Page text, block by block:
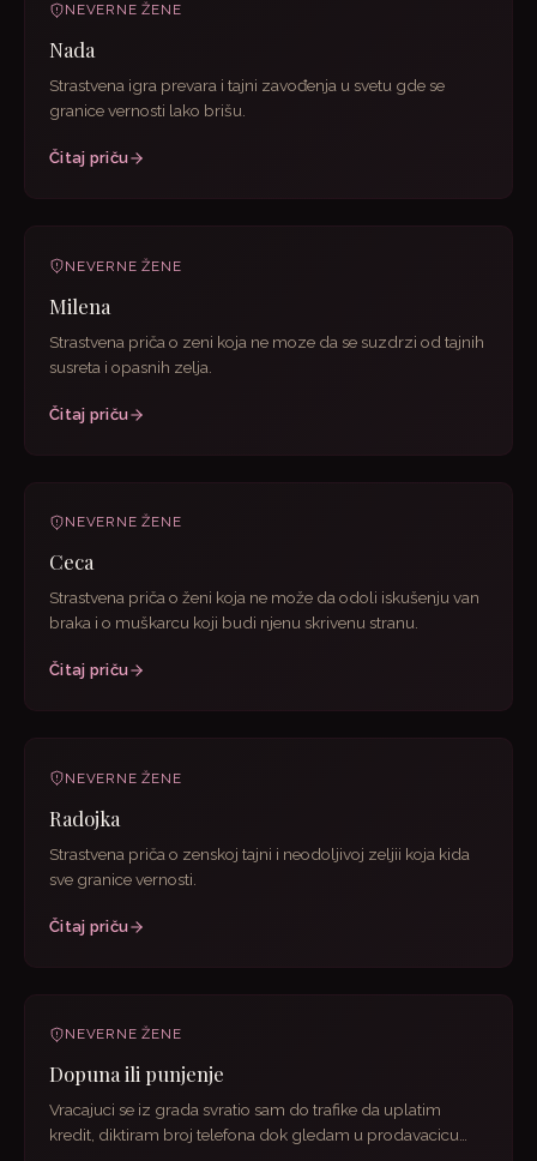
NEVERNE ŽENE
Nada
Strastvena igra prevara i tajni zavođenja u svetu gde se
granice vernosti lako brišu.
Čitaj priču
NEVERNE ŽENE
Milena
Strastvena priča o zeni koja ne moze da se suzdrzi od tajnih
susreta i opasnih zelja.
Čitaj priču
NEVERNE ŽENE
Ceca
Strastvena priča o ženi koja ne može da odoli iskušenju van
braka i o muškarcu koji budi njenu skrivenu stranu.
Čitaj priču
NEVERNE ŽENE
Radojka
Strastvena priča o zenskoj tajni i neodoljivoj zeljii koja kida
sve granice vernosti.
Čitaj priču
NEVERNE ŽENE
Dopuna ili punjenje
Vracajuci se iz grada svratio sam do trafike da uplatim
kredit, diktiram broj telefona dok gledam u prodavacicu